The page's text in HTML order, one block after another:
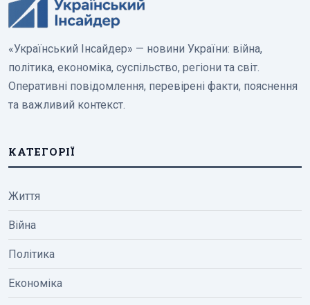
«Український Інсайдер» — новини України: війна,
політика, економіка, суспільство, регіони та світ.
Оперативні повідомлення, перевірені факти, пояснення
та важливий контекст.
КАТЕГОРІЇ
Життя
Війна
Політика
Економіка